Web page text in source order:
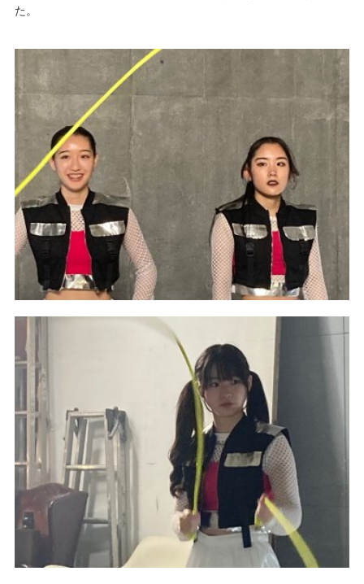
た。